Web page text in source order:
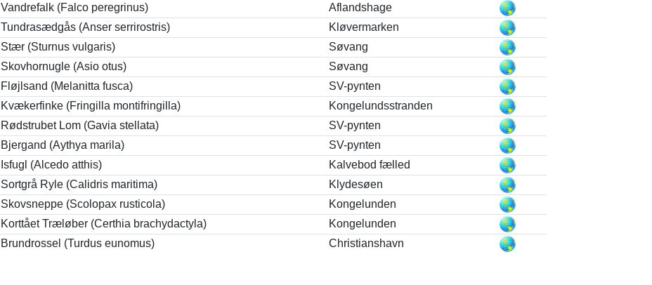
Vandrefalk (Falco peregrinus)
Aflandshage
Tundrasædgås (Anser serrirostris)
Kløvermarken
Stær (Sturnus vulgaris)
Søvang
Skovhornugle (Asio otus)
Søvang
Fløjlsand (Melanitta fusca)
SV-pynten
Kvækerfinke (Fringilla montifringilla)
Kongelundsstranden
Rødstrubet Lom (Gavia stellata)
SV-pynten
Bjergand (Aythya marila)
SV-pynten
Isfugl (Alcedo atthis)
Kalvebod fælled
Sortgrå Ryle (Calidris maritima)
Klydesøen
Skovsneppe (Scolopax rusticola)
Kongelunden
Korttået Træløber (Certhia brachydactyla)
Kongelunden
Brundrossel (Turdus eunomus) Christianshavn